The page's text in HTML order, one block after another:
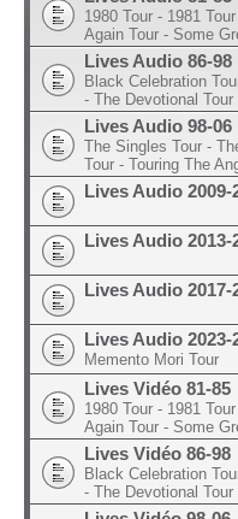
1980 Tour - 1981
Again Tour - Some
Lives Audio 86-98
Black Celebration
- The Devotional
Lives Audio 98-06
The Singles Tour -
Tour - Touring The
Lives Audio 2009-
Lives Audio 2013-
Lives Audio 2017-
Lives Audio 2023-
Memento Mori Tour
Lives Vidéo 81-85
1980 Tour - 1981
Again Tour - Some
Lives Vidéo 86-98
Black Celebration
- The Devotional